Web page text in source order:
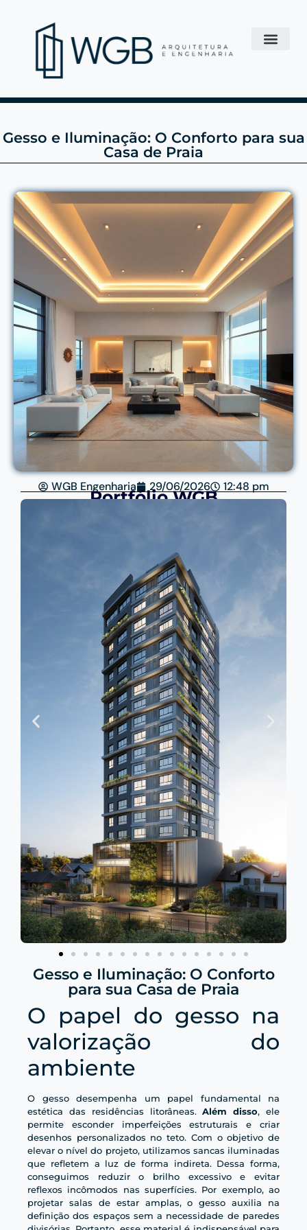
Gesso e Iluminação: O Conforto para sua
Casa de Praia
WGB Engenharia 29/06/2026 12:48 pm
Portfólio WGB
Gesso e Iluminação: O Conforto
para sua Casa de Praia
O papel do gesso na
valorização do
ambiente
O gesso desempenha um papel fundamental na
estética das residências litorâneas.Além disso, ele
permite esconder imperfeições estruturais e criar
desenhos personalizados no teto. Com o objetivo de
elevar o nível do projeto, utilizamos sancas iluminadas
que refletem a luz de forma indireta. Dessa forma,
conseguimos reduzir o brilho excessivo e evitar
reflexos incômodos nas superfícies. Por exemplo, ao
projetar salas de estar amplas, o gesso auxilia na
definição dos espaços sem a necessidade de paredes